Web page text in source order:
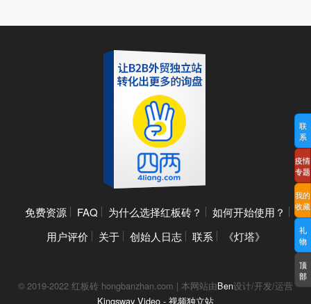
免费资源 FAQ 为什么选择红板砖？
如何开始使用？
用户评价
关于 创始人日志 联系 《灯塔》
© 2019-2022 红板砖 hongbanzhan.com | 本网站由Ben设计/开发/运营
Kingsway Video - 视频独立站
联
系
疫情
专题
我的
收藏
礼
物
顶
部